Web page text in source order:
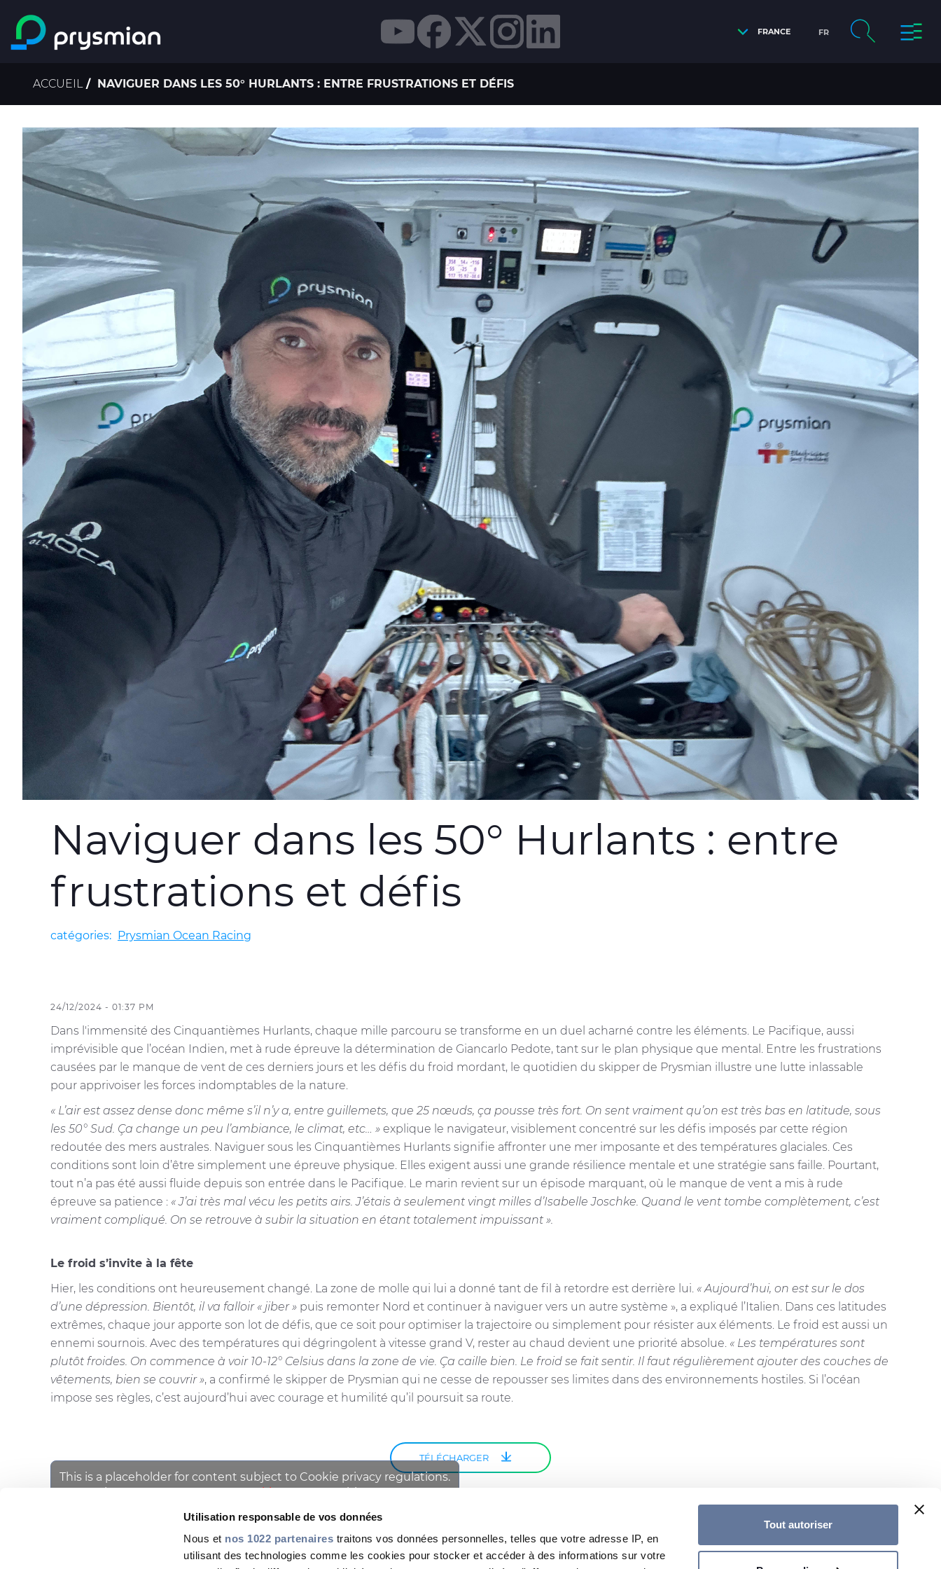
Utilisation responsable de vos données
Nous et nos 1022 partenaires traitons vos données personnelles, telles que votre adresse IP, en
utilisant des technologies comme les cookies pour stocker et accéder à des informations sur votre
Tout autoriser
Passer au contenu
principal
FRANCE FR
Fil
d'Ariane
ACCUEIL NAVIGUER DANS LES 50° HURLANTS : ENTRE FRUSTRATIONS ET DÉFIS
Naviguer dans les 50° Hurlants : entre
frustrations et défis
catégories: Prysmian Ocean Racing
24/12/2024 - 01:37 PM
Dans l'immensité des Cinquantièmes Hurlants, chaque mille parcouru se transforme en un duel acharné contre les éléments. Le Pacifique, aussi
imprévisible que l’océan Indien, met à rude épreuve la détermination de Giancarlo Pedote, tant sur le plan physique que mental. Entre les frustrations
causées par le manque de vent de ces derniers jours et les défis du froid mordant, le quotidien du skipper de Prysmian illustre une lutte inlassable
pour apprivoiser les forces indomptables de la nature.
« L’air est assez dense donc même s’il n’y a, entre guillemets, que 25 nœuds, ça pousse très fort. On sent vraiment qu’on est très bas en latitude, sous
les 50° Sud. Ça change un peu l’ambiance, le climat, etc… » explique le navigateur, visiblement concentré sur les défis imposés par cette région
redoutée des mers australes. Naviguer sous les Cinquantièmes Hurlants signifie affronter une mer imposante et des températures glaciales. Ces
conditions sont loin d’être simplement une épreuve physique. Elles exigent aussi une grande résilience mentale et une stratégie sans faille. Pourtant,
tout n’a pas été aussi fluide depuis son entrée dans le Pacifique. Le marin revient sur un épisode marquant, où le manque de vent a mis à rude
épreuve sa patience : « J’ai très mal vécu les petits airs. J’étais à seulement vingt milles d’Isabelle Joschke. Quand le vent tombe complètement, c’est
vraiment compliqué. On se retrouve à subir la situation en étant totalement impuissant ».
Le froid s’invite à la fête
Hier, les conditions ont heureusement changé. La zone de molle qui lui a donné tant de fil à retordre est derrière lui. « Aujourd’hui, on est sur le dos
d’une dépression. Bientôt, il va falloir « jiber » puis remonter Nord et continuer à naviguer vers un autre système », a expliqué l’Italien. Dans ces latitudes
extrêmes, chaque jour apporte son lot de défis, que ce soit pour optimiser la trajectoire ou simplement pour résister aux éléments. Le froid est aussi un
ennemi sournois. Avec des températures qui dégringolent à vitesse grand V, rester au chaud devient une priorité absolue. « Les températures sont
plutôt froides. On commence à voir 10-12° Celsius dans la zone de vie. Ça caille bien. Le froid se fait sentir. Il faut régulièrement ajouter des couches de
vêtements, bien se couvrir », a confirmé le skipper de Prysmian qui ne cesse de repousser ses limites dans des environnements hostiles. Si l’océan
impose ses règles, c’est aujourd’hui avec courage et humilité qu’il poursuit sa route.
TÉLÉCHARGER
This is a placeholder for content subject to Cookie privacy regulations.
Pleaseaccept STATISTICS cookiesto access this content.